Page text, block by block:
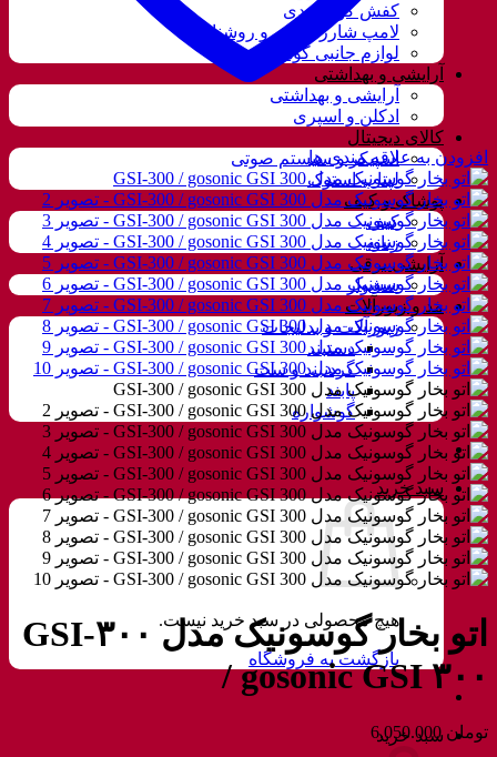
کفش کوهنوردی
لامپ شارژی، نور و روشنایی
لوازم جانبی کوهنوردی
آرایشی و بهداشتی
آرایشی و بهداشتی
ادکلن و اسپری
کالای دیجیتال
اسپیکر و سیستم صوتی
لپتاب استوک
پوشاک و کیف
کیف
زنانه
آرایشی برقی
سشوار
مد و زیورآلات
زیورآلات و بدلیجات
دستبند
گردنبند و ست
پابند
گوشواره
سبد خرید
هیچ محصولی در سبد خرید نیست.
بازگشت به فروشگاه
سبد خرید
افزودن به علاقه مندی ها
اتو بخار گوسونیک مدل GSI-۳۰۰
/ gosonic GSI ۳۰۰
تومان 6.050.000